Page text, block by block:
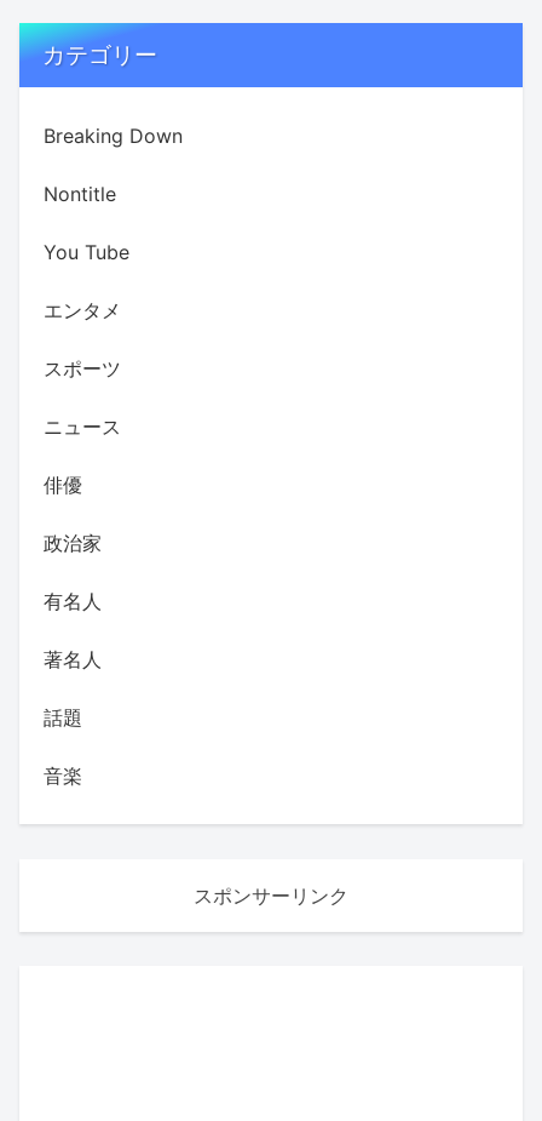
カテゴリー
Breaking Down
Nontitle
You Tube
エンタメ
スポーツ
ニュース
俳優
政治家
有名人
著名人
話題
音楽
スポンサーリンク